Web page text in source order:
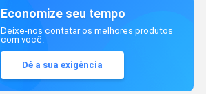
Economize seu tempo
Deixe-nos contatar os melhores produtos
com você.
Dê a sua exigência